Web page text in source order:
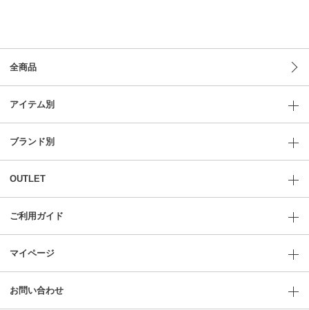
全商品
アイテム別
ブランド別
OUTLET
ご利用ガイド
マイページ
お問い合わせ